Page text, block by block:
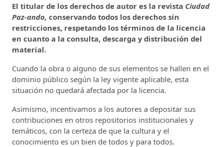
El titular de los derechos de autor es la revista Ciudad
Paz-ando, conservando todos los derechos sin
restricciones, respetando los términos de la licencia
en cuanto a la consulta, descarga y distribución del
material.
Cuando la obra o alguno de sus elementos se hallen en el
dominio público según la ley vigente aplicable, esta
situación no quedará afectada por la licencia.
Asimismo, incentivamos a los autores a depositar sus
contribuciones en otros repositorios institucionales y
temáticos, con la certeza de que la cultura y el
conocimiento es un bien de todos y para todos.